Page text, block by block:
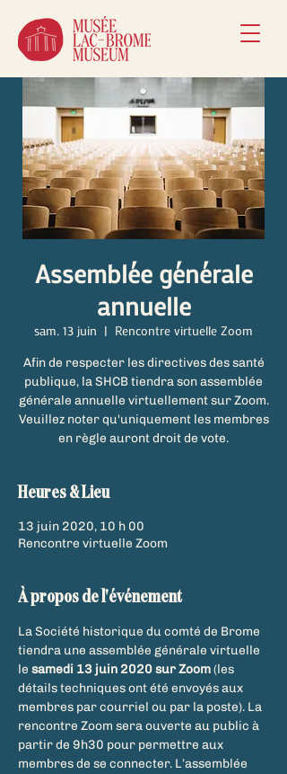
Assemblée générale
annuelle
sam. 13 juin
  |
Rencontre virtuelle Zoom
Afin de respecter les directives des santé
publique, la SHCB tiendra son assemblée
générale annuelle virtuellement sur Zoom.
Veuillez noter qu'uniquement les membres
en règle auront droit de vote.
Heures & Lieu
13 juin 2020, 10 h 00
Rencontre virtuelle Zoom
À propos de l'événement
La Société historique du comté de Brome
tiendra une assemblée générale virtuelle
le samedi 13 juin 2020 sur Zoom (les
détails techniques ont été envoyés aux
membres par courriel ou par la poste). La
rencontre Zoom sera ouverte au public à
partir de 9h30 pour permettre aux
membres de se connecter. L’assemblée